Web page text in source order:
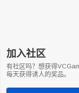
加入社区
有社区吗？想获得
每天获得诱人的奖品。